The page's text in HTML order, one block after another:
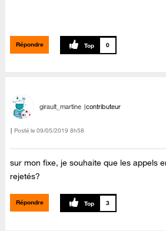
Répondre 0
girault_martine contributeur
Posté le ‎09/05/2019 8h58
sur mon fixe, je souhaite que les appels
rejetés?
Répondre 3